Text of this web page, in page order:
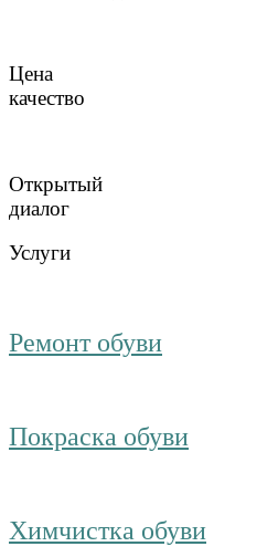
Цена
качество
Открытый
диалог
Услуги
Ремонт обуви
Покраска обуви
Химчистка обуви